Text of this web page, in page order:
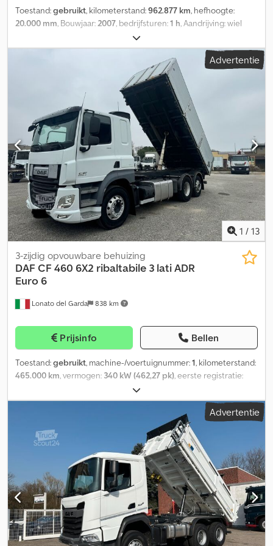
Toestand:gebruikt, kilometerstand:962.877 km, hefhoogte:
20.000 mm, Bouwjaar:2007, bedrijfsturen:1 h, Aandrijving: wiel
Leeggewicht: 25.460 kg Hefcapaciteit: 14.800 kg Serienummer:
970090 / 5127349 Codpfx Asxwimxjqlsrf Bandentoestand voor:
80% Bandentoestand achter: 80% Neem voor meer informatie
contact op met PFEIFER GROUP.
Advertentie
1 / 13
Lonato del Garda 838 km
3-zijdig opvouwbare behuizing
DAF CF 460 6X2 ribaltabile 3 lati ADR
Euro 6
Prijsinfo Bellen
Toestand:gebruikt, machine-/voertuignummer:1, kilometerstand:
465.000 km, vermogen: 340 kW (462,27 pk), eerste registratie:
, bandenmaten:
asconfiguratie:6x2, remmen:motorrem, soort overbrenging:
, ophanging: staal-lucht,
ABS, airconditioning, cruise control,
standkachel
, Gebruikte vrachtwagen DAF CF 460, driezijdige
kipper, 3 assen 6x2, bouwjaar 2016, lange cabine met 1 bed,
handgeschakelde ZF versnellingsbak met 16 versnellingen,
airconditioning, Webasto standkachel, motorrem, ABS, Euro 6,
ADR-goedgekeurd, laadbaklengte 6.200 mm, wielbasis 4.200 mm,
totale lengte voertuig 8.660 mm, totaal toegestaan gewicht
26.000 kg, laadvermogen 14.770 kg, 1e as met bladvering, 2e en 3e
as met luchtvering, 3e as is gestuurd en hefbaar, aluminium
velgen, zonneklep, bandenprofiel 80%, bandenmaat 315/80 R 22.5,
Advertentie